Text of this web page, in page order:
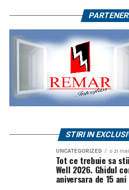
STIRI IN
UNCATEGORIZED o zi
Tot ce trebuie sa
Well 2026. Ghidul
aniversara de 15 ani